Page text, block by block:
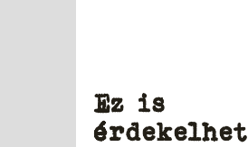
Ez is
érdekelhet